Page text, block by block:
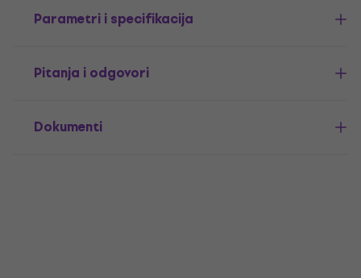
Parametri i specifikacija
Pitanja i odgovori
Dokumenti